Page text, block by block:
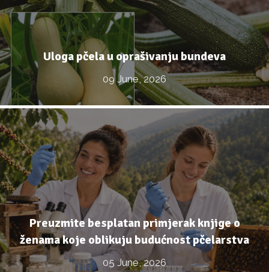
Uloga pčela u oprašivanju bundeva
09 June, 2026
Preuzmite besplatan primjerak knjige o
ženama koje oblikuju budućnost pčelarstva
05 June, 2026